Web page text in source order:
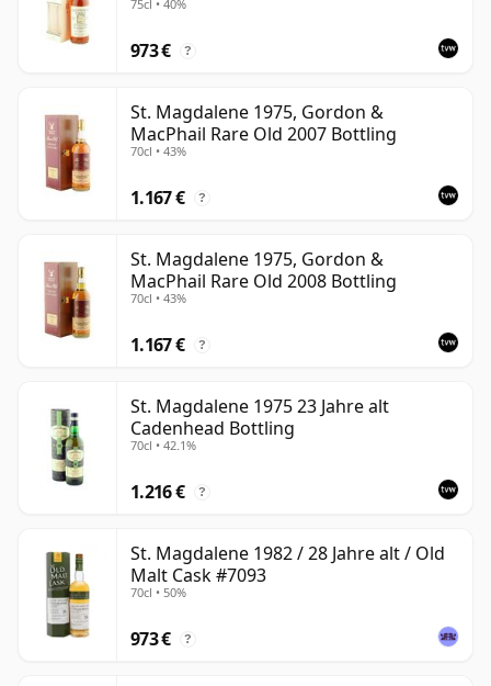
St Magdalene zählt heute zu den angesehensten
geschlossenen Lowland-Destillerien. Die ehemaligen
Bestände sind begrenzt, und die besten erhaltenen
Abfüllungen bieten einen seltenen Einblick in einen
Whisky-Stil, der zunehmend schwieriger zu ersetzen
75cl • 40%
973 € ?
St. Magdalene 1975, Gordon &
MacPhail Rare Old 2007 Bottling
70cl • 43%
1.167 € ?
St. Magdalene 1975, Gordon &
MacPhail Rare Old 2008 Bottling
70cl • 43%
1.167 € ?
St. Magdalene 1975 23 Jahre alt
Cadenhead Bottling
70cl • 42.1%
1.216 € ?
St. Magdalene 1982 / 28 Jahre alt / Old
Malt Cask #7093
70cl • 50%
973 € ?